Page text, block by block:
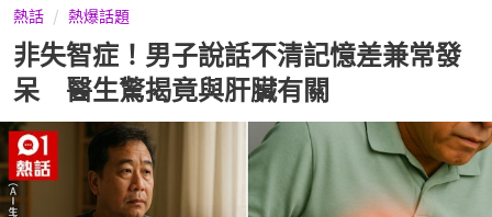
熱話 熱爆話題
非失智症！男子說話不清記憶差兼常發
呆 醫生驚揭竟與肝臟有關